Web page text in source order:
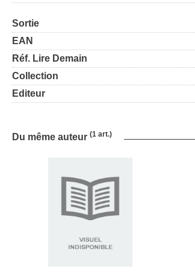
Sortie
EAN
Réf. Lire Demain
Collection
Editeur
Du même auteur (1 art.)